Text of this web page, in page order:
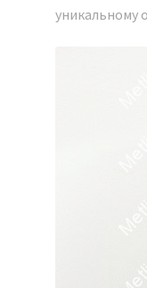
уникальному